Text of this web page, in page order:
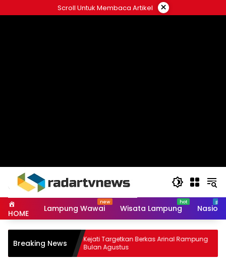
to
Scroll Untuk Membaca Artikel ×
HOME Lampung Wawai Wisata Lampung
Breaking NewsKejati Targetkan Berkas Arinal Rampung
Bulan Agustus